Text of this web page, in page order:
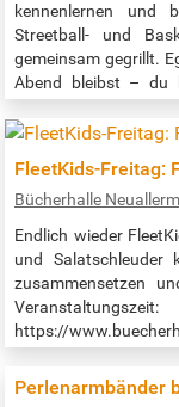
kennenlernen und
Streetball- und
gemeinsam gegrillt.
Abend bleibst – du
Veranstaltungszeit:
FleetKids-Freitag:
Bücherhalle
Endlich wieder
und Salatschleuder
zusammensetzen
https://
Perlenarmbänder